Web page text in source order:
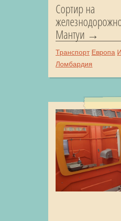
Сортир на
Мантуи
Транспорт Европа
Ломбардия